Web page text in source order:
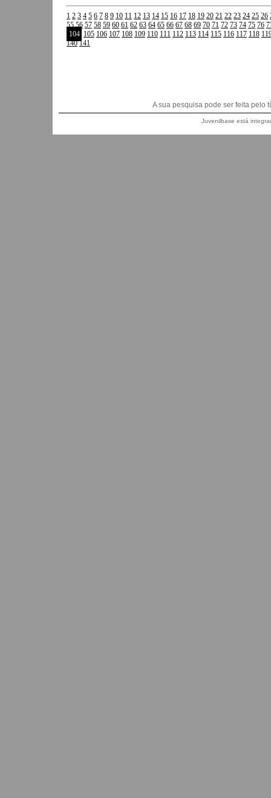
1 2 3 4 5 6 7 8 9 10 11 12 13 14 15 16 17 18 19 20 21 22 23 24 25 26
55 56 57 58 59 60 61 62 63 64 65 66 67 68 69 70 71 72 73 74 75 76
104 105 106 107 108 109 110 111 112 113 114 115 116 117 118
140 141
A sua pesquisa pode ser feita pelo
Juvenilbase está